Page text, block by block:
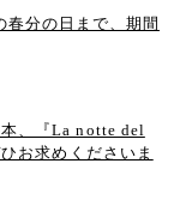
分の日まで、期間
、『La notte del
お求めくださいま